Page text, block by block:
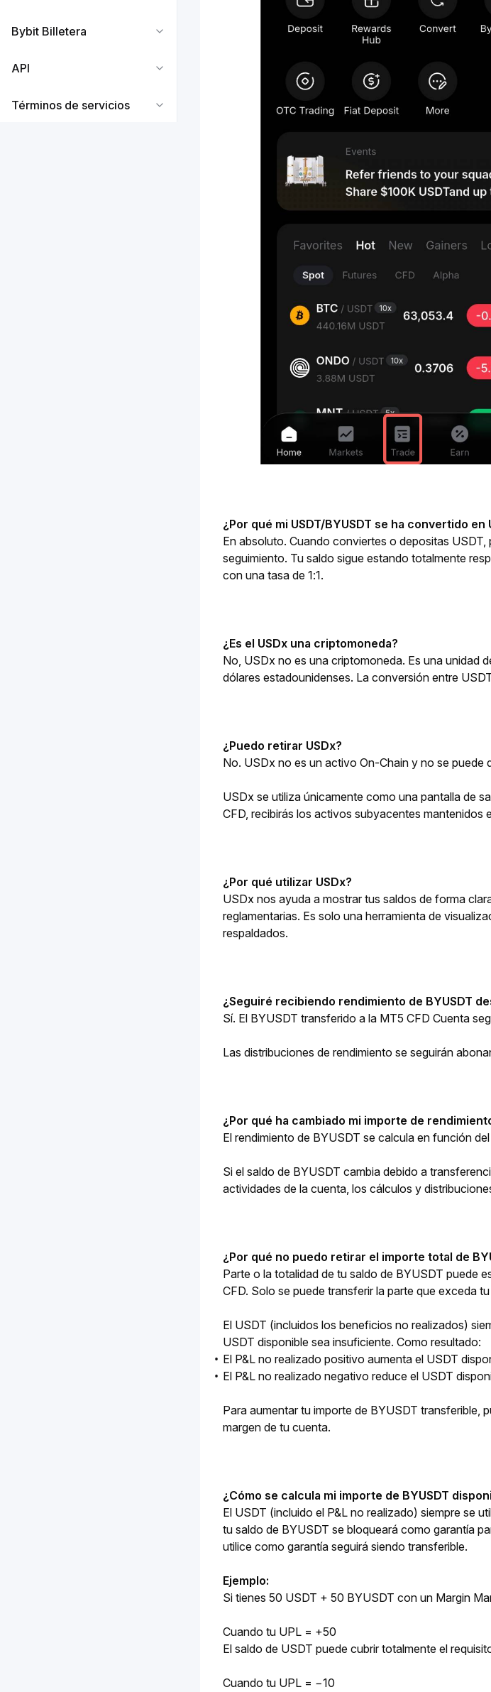
Bybit Billetera
API
Términos de servicios
¿Por qué mi USDT/BYUSDT se ha convertido en
En absoluto. Cuando conviertes o depositas
seguimiento. Tu saldo sigue estando totalmente
con una tasa de 1:1.
¿Es el USDx una criptomoneda?
No, USDx no es una criptomoneda. Es una unidad
dólares estadounidenses. La conversión entre
¿Puedo retirar USDx?
No. USDx no es un activo On-Chain y no se puede
USDx se utiliza únicamente como una pantalla de
CFD, recibirás los activos subyacentes
¿Por qué utilizar USDx?
USDx nos ayuda a mostrar tus saldos de forma
reglamentarias. Es solo una herramienta de
respaldados.
¿Seguiré recibiendo rendimiento de BYUSDT
Sí. El BYUSDT transferido a la MT5 CFD Cuenta
Las distribuciones de rendimiento se seguirán
¿Por qué ha cambiado mi importe de
El rendimiento de BYUSDT se calcula en función
Si el saldo de BYUSDT cambia debido a
actividades de la cuenta, los cálculos y
¿Por qué no puedo retirar el importe total de
Parte o la totalidad de tu saldo de BYUSDT puede
CFD. Solo se puede transferir la parte que exceda
El USDT (incluidos los beneficios no realizados)
USDT disponible sea insuficiente. Como resultado:
El P&L no realizado positivo aumenta el USDT
El P&L no realizado negativo reduce el USDT
Para aumentar tu importe de BYUSDT transferible,
margen de tu cuenta.
¿Cómo se calcula mi importe de BYUSDT
El USDT (incluido el P&L no realizado) siempre se
tu saldo de BYUSDT se bloqueará como garantía
utilice como garantía seguirá siendo transferible.
Ejemplo:
Si tienes 50 USDT + 50 BYUSDT con un Margin
Cuando tu UPL = +50
El saldo de USDT puede cubrir totalmente el
Cuando tu UPL = −10